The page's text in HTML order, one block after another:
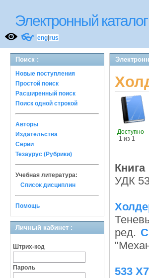
Электронный каталог
👓 eng rus
Поиск :
Новые поступления
Простой поиск
Расширенный поиск
Поиск одной строкой
Авторы
Издательства
Серии
Тезаурус (Рубрики)
Учебная литература:
Список дисциплин
Помощь
Личный кабинет :
Штрих-код
Пароль
Доступно
1 из 1
Книга
УДК
ред.
533